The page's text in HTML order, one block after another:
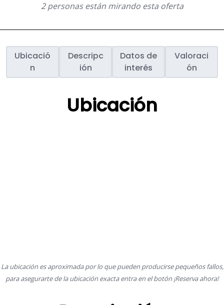
2 personas están mirando esta oferta
Ubicació
n
Descripc
ión
Datos de
interés
Valoraci
ón
Ubicación
La ubicación es aproximada por lo que pueden producirse pequeños fallos,
para asegurarte de la ubicación exacta entra en el botón ¡Reserva ahora!